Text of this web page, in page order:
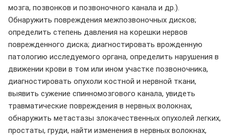
мозга, позвонков и позвоночного канала и др.).
Обнаружить повреждения межпозвоночных дисков;
определить степень давления на корешки нервов
поврежденного диска; диагностировать врожденную
патологию исследуемого органа, определить нарушения в
движении крови в том или ином участке позвоночника,
диагностировать опухоли костной и нервной ткани,
выявить сужение спинномозгового канала, увидеть
травматические повреждения в нервных волокнах,
обнаружить метастазы злокачественных опухолей легких,
простаты, груди, найти изменения в нервных волокнах,